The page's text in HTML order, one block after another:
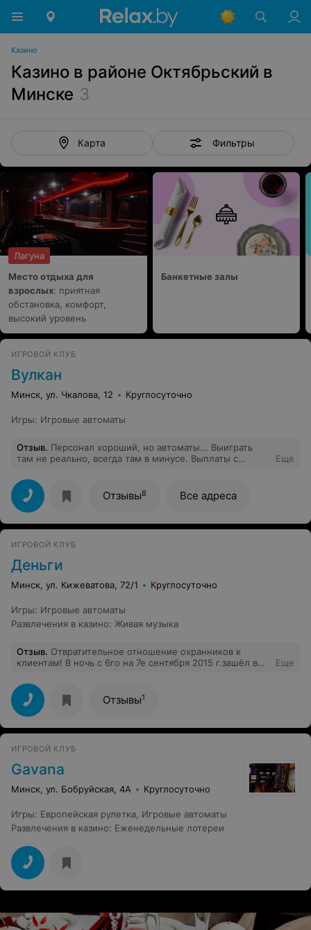
Казино
Казино в районе Октябрьский в
Минске 3
Карта Фильтры
Лагуна
Место отдыха для
взрослых: приятная
обстановка, комфорт,
высокий уровень
Банкетные залы
ИГРОВОЙ КЛУБ
Вулкан
Минск, ул. Чкалова, 12 Круглосуточно
Игры: Игровые автоматы
Отзыв. Персонал хороший, но автоматы... Выиграть
там не реально, всегда там в минусе. Выплаты с
отдают, а то и меньше.
Еще
Отзывы8 Все адреса
ИГРОВОЙ КЛУБ
Деньги
Минск, ул. Кижеватова, 72/1 Круглосуточно
Игры: Игровые автоматы
Развлечения в казино: Живая музыка
Отзыв. Отвратительное отношение охранников к
клиентам! В ночь с 6го на 7е сентября 2015 г.зашёл в
компьютером. При проверке паспорта у них не
работал интернет. На вопрос почему меня не пускают
они в двоём вытолкали меня за двери!!!! могли бы
обьянить или предложить подождать пока у них там
что то заработает... УЖАС! Наверно рзбудил не
отказались в грубой форме. Между собой
разговаривая, одного зовут Сергей. Больше не пойду в
это заведение!
Еще
Отзывы1
ИГРОВОЙ КЛУБ
Gavana
Минск, ул. Бобруйская, 4А Круглосуточно
Игры: Европейская рулетка Игровые автоматы
Развлечения в казино: Еженедельные лотереи